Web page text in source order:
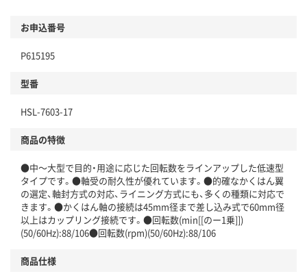
お申込番号
P615195
型番
HSL-7603-17
商品の特徴
●中～大型で目的・用途に応じた回転数をラインアップした低速型
タイプです。●軸受の耐久性が優れています。●的確なかくはん翼
の選定、軸封方式の対応、ライニング方式にも、多くの種類に対応で
きます。●かくはん軸の接続は45mm径まで差し込み式で60mm径
以上はカップリング接続です。●回転数(min[[のー1乗]])
(50/60Hz):88/106●回転数(rpm)(50/60Hz):88/106
商品仕様